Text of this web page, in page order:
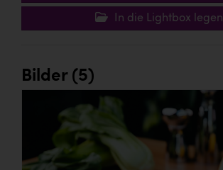
Wir besiegen Krebs
ZGONC
ZULuft - Zukunft Luft Austria
Österreichisches Hebammengremium
In die Lightbox legen
Bilder (5)